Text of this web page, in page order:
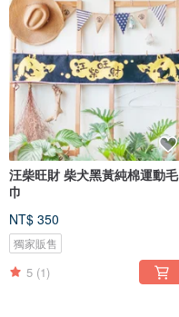
汪柴旺財 柴犬黑黃純棉運動毛
巾
NT$ 350
獨家販售
5 (1)